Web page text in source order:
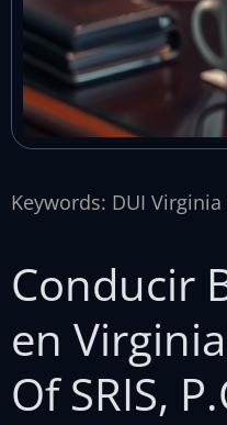
Keywords: DUI
Conducir
en
Of SRIS,